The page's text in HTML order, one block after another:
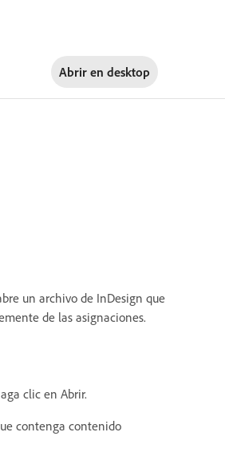
Abrir en desktop
un archivo de InDesign que
de las asignaciones.
clic en Abrir.
contenga contenido